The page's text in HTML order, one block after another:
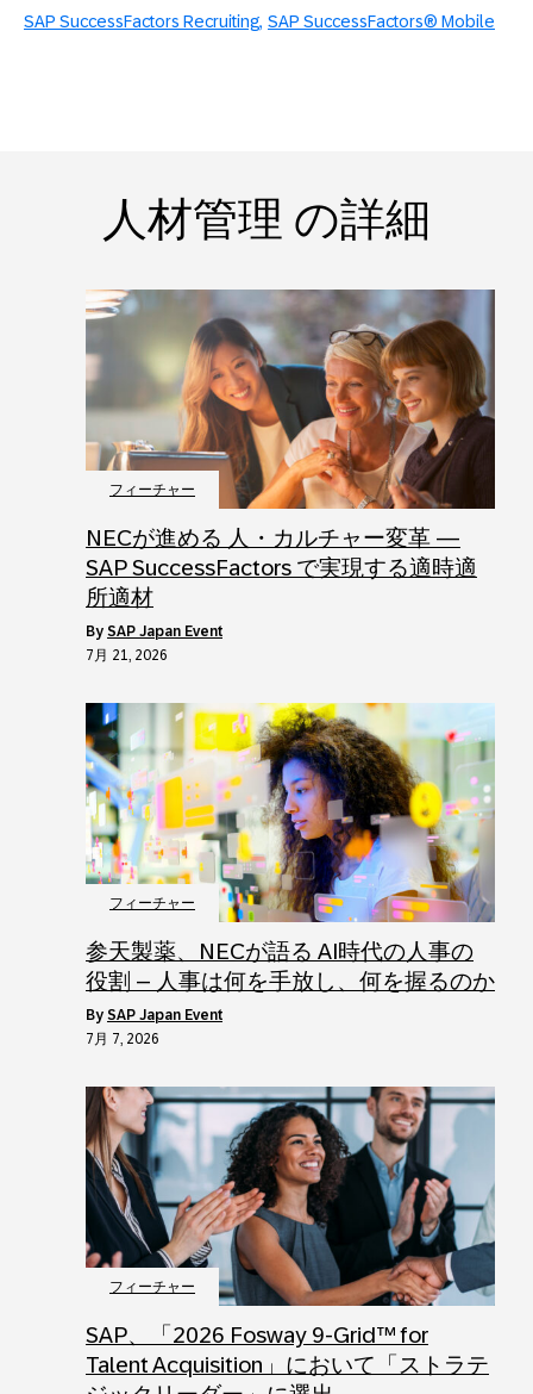
SAP SuccessFactors Recruiting SAP SuccessFactors® Mobile
人材管理 の詳細
フィーチャー
NECが進める 人・カルチャー変革 ―
SAP SuccessFactors で実現する適時適
所適材
by SAP Japan Event
7月 21, 2026
フィーチャー
参天製薬、NECが語る AI時代の人事の
役割 – 人事は何を手放し、何を握るのか
by SAP Japan Event
7月 7, 2026
フィーチャー
SAP、「2026 Fosway 9-Grid™ for
Talent Acquisition」において「ストラテ